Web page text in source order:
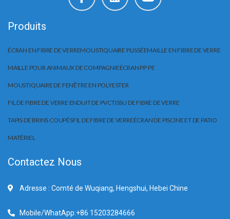
Produits
ÉCRAN EN FIBRE DE VERREMOUSTIQUAIRE PLISSÉEMAILLE EN FIBRE DE VERRE
MAILLE POUR ANIMAUX DE COMPAGNIEÉCRAN PP PE
MOUSTIQUAIRE DE FENÊTRE EN POLYESTER
FIL DE FIBRE DE VERRE ENDUIT DE PVCTISSU DE FIBRE DE VERRE
TAPIS DE BRINS COUPÉSFIL DE FIBRE DE VERREÉCRAN DE PISCINE ET DE PATIO
MATÉRIEL
Contactez Nous
Adresse : Comté de Wuqiang, Hengshui, Hebei Chine
Mobile/WhatApp:+86 15203284666